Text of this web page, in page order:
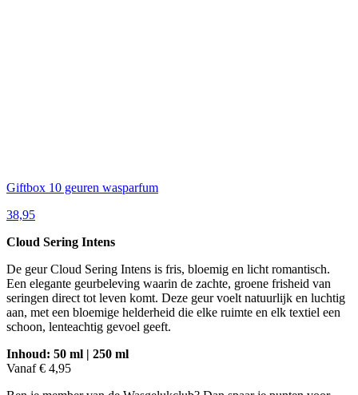
Giftbox 10 geuren wasparfum
38,95
Cloud Sering Intens
De geur Cloud Sering Intens is fris, bloemig en licht romantisch.
Een elegante geurbeleving waarin de zachte, groene frisheid van
seringen direct tot leven komt. Deze geur voelt natuurlijk en luchtig
aan, met een bloemige helderheid die elke ruimte en elk textiel een
schoon, lenteachtig gevoel geeft.
Inhoud: 50 ml | 250 ml
Vanaf € 4,95